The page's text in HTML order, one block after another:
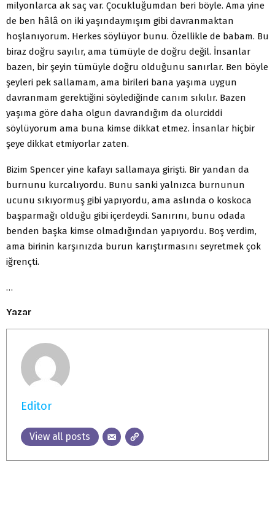
milyonlarca ak saç var. Çocukluğumdan beri böyle. Ama yine
de ben hâlâ on iki yaşındaymışım gibi davranmaktan
hoşlanıyorum. Herkes söylüyor bunu. Özellikle de babam. Bu
biraz doğru sayılır, ama tümüyle de doğru değil. İnsanlar
bazen, bir şeyin tümüyle doğru olduğunu sanırlar. Ben böyle
şeyleri pek sallamam, ama birileri bana yaşıma uygun
davranmam gerektiğini söylediğinde canım sıkılır. Bazen
yaşıma göre daha olgun davrandığım da olurciddi
söylüyorum ama buna kimse dikkat etmez. İnsanlar hiçbir
şeye dikkat etmiyorlar zaten.
Bizim Spencer yine kafayı sallamaya girişti. Bir yandan da
burnunu kurcalıyordu. Bunu sanki yalnızca burnunun
ucunu sıkıyormuş gibi yapıyordu, ama aslında o koskoca
başparmağı olduğu gibi içerdeydi. Sanırını, bunu odada
benden başka kimse olmadığından yapıyordu. Boş verdim,
ama birinin karşınızda burun karıştırmasını seyretmek çok
iğrençti.
…
Yazar
Editor
View all posts